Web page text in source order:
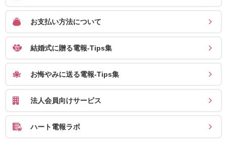
ー
電
ラ
お支払い方法について
結婚式に贈る電報-Tips集
お悔やみに送る電報-Tips集
法人会員向けサービス
ハート電報ラボ